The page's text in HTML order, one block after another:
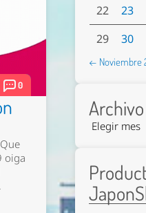
0
oiga
22
23
29
30
← Noviembre
Archivo